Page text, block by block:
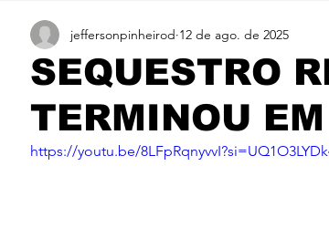
Região Sertanópolis Destaque
SEQUESTRO
TERMINOU
jeffersonpinheirod 12 de ago. de 2025
https://youtu.be/